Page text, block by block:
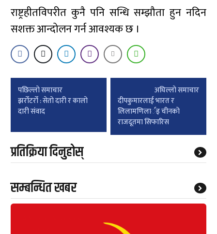
राष्ट्रहीतविपरीत कुनै पनि सन्धि सम्झौता हुन नदिन
सशक्त आन्दोलन गर्न आवश्यक छ ।
Post
navigation
पछिल्लाे समाचार
झर्रोटर्रो : सेतो दारी र कालो
दारी संवाद
अघिल्लाे समाचार
दीपकुमारलाई भारत र
लिलामणिलार्इ चीनको
राजदूतमा सिफारिस
प्रतिक्रिया दिनुहोस्
सम्बन्धित खबर